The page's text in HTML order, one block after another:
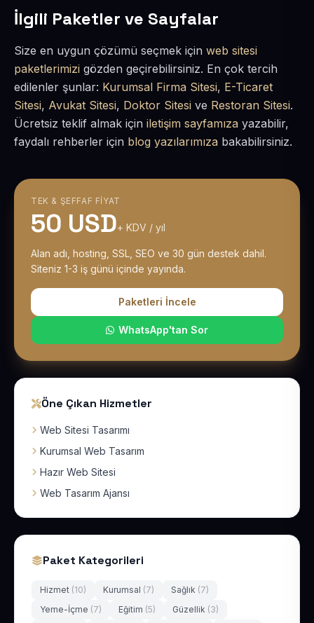
İlgili Paketler ve Sayfalar
Size en uygun çözümü seçmek için web sitesi
paketlerimizi gözden geçirebilirsiniz. En çok tercih
edilenler şunlar: Kurumsal Firma Sitesi, E-Ticaret
Sitesi, Avukat Sitesi, Doktor Sitesi ve Restoran Sitesi.
Ücretsiz teklif almak için iletişim sayfamıza yazabilir,
faydalı rehberler için blog yazılarımıza bakabilirsiniz.
TEK & ŞEFFAF FIYAT
50 USD+ KDV / yıl
Alan adı, hosting, SSL, SEO ve 30 gün destek dahil.
Siteniz 1-3 iş günü içinde yayında.
Paketleri İncele
WhatsApp'tan Sor
Öne Çıkan Hizmetler
Web Sitesi Tasarımı
Kurumsal Web Tasarım
Hazır Web Sitesi
Web Tasarım Ajansı
Paket Kategorileri
Hizmet (10) Kurumsal (7) Sağlık (7)
Yeme-İçme (7) Eğitim (5) Güzellik (3)